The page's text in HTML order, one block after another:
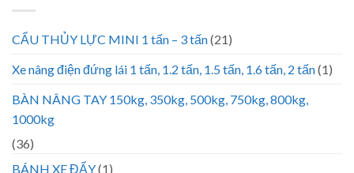
CẨU THỦY LỰC MINI 1 tấn – 3 tấn(21)
Xe nâng điện đứng lái 1 tấn, 1.2 tấn, 1.5 tấn, 1.6 tấn, 2 tấn(1)
BÀN NÂNG TAY 150kg, 350kg, 500kg, 750kg, 800kg,
1000kg
(36)
BÁNH XE ĐẨY(1)